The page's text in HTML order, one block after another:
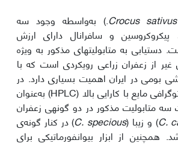
Crocus sativusL.) به‌واسطه وجود سه
پیکروکروسین و سافرانال دارای ارزش
دست­یابی به متابولیت­های مذکور به ویژه
از زعفران زراعی رویکردی است که با
بومی در ایران اهمیت بسیاری دارد. در
تحقیق حاضر کروماتوگرافی مایع با کارایی بالا (HPLC) به‌عنوان
سه متابولیت مذکور در دو گونه­ی‌ زعفران
C.) و زیبا (C. specious) در کنار گونه‌ی
همچنین از ابزار بیوانفورماتیکی برای